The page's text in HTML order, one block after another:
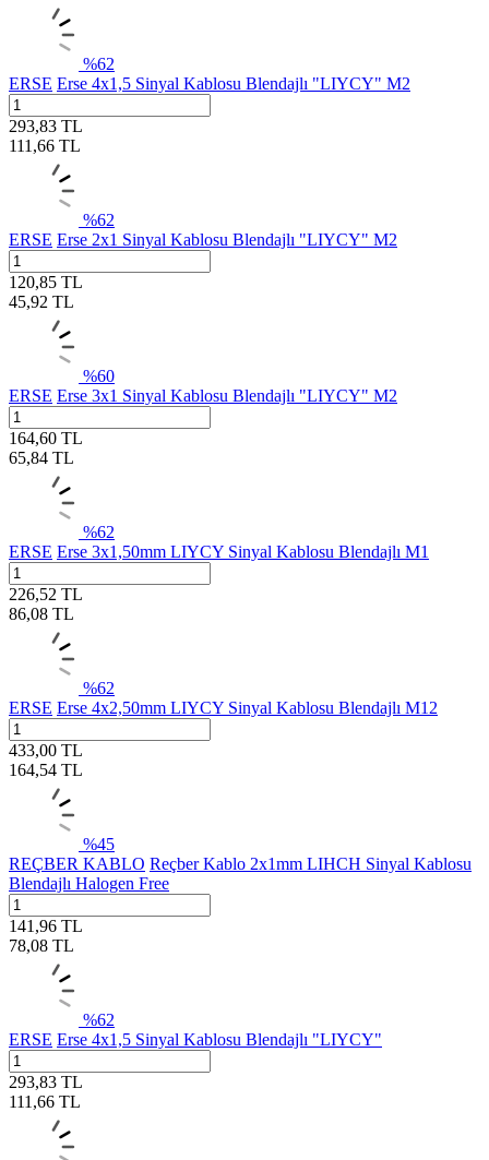
%62
ERSE Erse 4x1,5 Sinyal Kablosu Blendajlı "LIYCY" M2
293,83 TL
111,66 TL
%62
ERSE Erse 2x1 Sinyal Kablosu Blendajlı "LIYCY" M2
120,85 TL
45,92 TL
%60
ERSE Erse 3x1 Sinyal Kablosu Blendajlı "LIYCY" M2
164,60 TL
65,84 TL
%62
ERSE Erse 3x1,50mm LIYCY Sinyal Kablosu Blendajlı M1
226,52 TL
86,08 TL
%62
ERSE Erse 4x2,50mm LIYCY Sinyal Kablosu Blendajlı M12
433,00 TL
164,54 TL
%45
REÇBER KABLO Reçber Kablo 2x1mm LIHCH Sinyal Kablosu
Blendajlı Halogen Free
141,96 TL
78,08 TL
%62
ERSE Erse 4x1,5 Sinyal Kablosu Blendajlı "LIYCY"
293,83 TL
111,66 TL